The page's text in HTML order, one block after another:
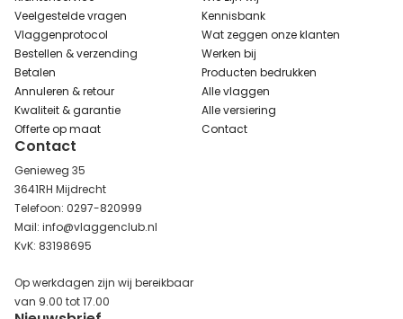
Veelgestelde vragen
Vlaggenprotocol
Bestellen & verzending
Betalen
Annuleren & retour
Kwaliteit & garantie
Offerte op maat
Kennisbank
Wat zeggen onze klanten
Werken bij
Producten bedrukken
Alle vlaggen
Alle versiering
Contact
Contact
Genieweg 35
3641RH Mijdrecht
Telefoon: 0297-820999
Mail: info@vlaggenclub.nl
KvK: 83198695
Op werkdagen zijn wij bereikbaar
van 9.00 tot 17.00